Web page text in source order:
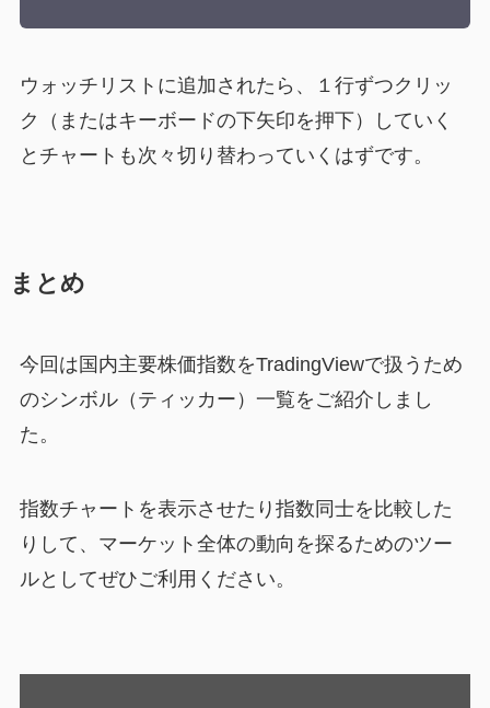
ウォッチリストに追加されたら、１行ずつクリッ
ク（またはキーボードの下矢印を押下）していく
とチャートも次々切り替わっていくはずです。
まとめ
今回は国内主要株価指数をTradingViewで扱うため
のシンボル（ティッカー）一覧をご紹介しまし
た。
指数チャートを表示させたり指数同士を比較した
りして、マーケット全体の動向を探るためのツー
ルとしてぜひご利用ください。